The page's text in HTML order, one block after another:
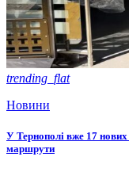
trending_flat
Новини
У Тернополі вже 17
маршрути